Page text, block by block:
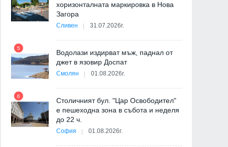
хоризонталната маркировка в Нова
Загора
Сливен 31.07.2026г.
5
Водолази издирват мъж, паднал от
джет в язовир Доспат
Смолян 01.08.2026г.
6
Столичният бул. "Цар Освободител"
е пешеходна зона в събота и неделя
до 22 ч.
София 01.08.2026г.